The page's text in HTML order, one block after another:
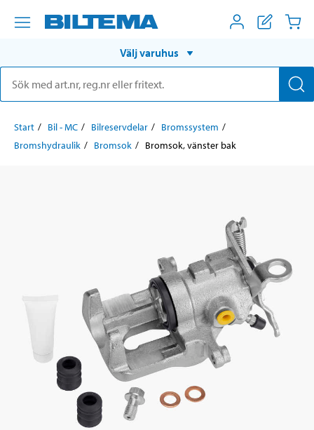
Välj varuhus
Start Bil - MC Bilreservdelar
Bromssystem
Bromshydraulik
Bromsok Bromsok, vänster bak